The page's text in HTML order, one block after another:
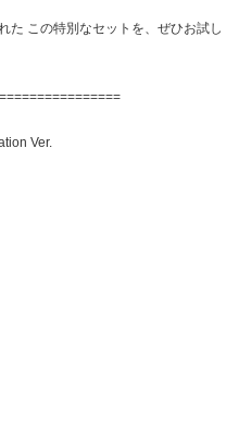
た この特別なセットを、ぜひお試し
Ver.